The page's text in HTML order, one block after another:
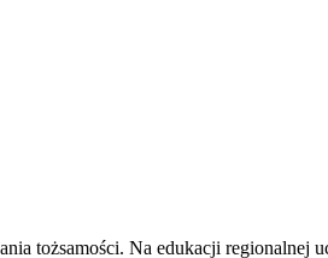
tożsamości. Na edukacji regionalnej